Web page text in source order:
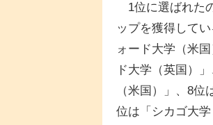
1位に選ばれた
ップを獲得して
ォード大学（米
ド大学（英国）
（米国）」、8
位は「シカゴ大